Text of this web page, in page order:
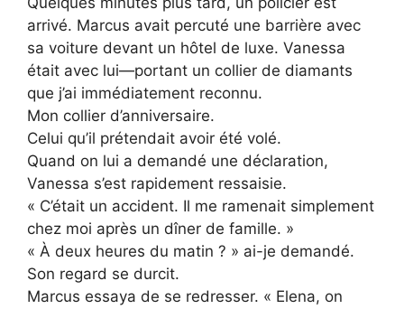
arrivé. Marcus avait percuté une barrière avec
sa voiture devant un hôtel de luxe. Vanessa
était avec lui—portant un collier de diamants
que j’ai immédiatement reconnu.
Mon collier d’anniversaire.
Celui qu’il prétendait avoir été volé.
Quand on lui a demandé une déclaration,
Vanessa s’est rapidement ressaisie.
« C’était un accident. Il me ramenait simplement
chez moi après un dîner de famille. »
« À deux heures du matin ? » ai-je demandé.
Son regard se durcit.
Marcus essaya de se redresser. « Elena, on